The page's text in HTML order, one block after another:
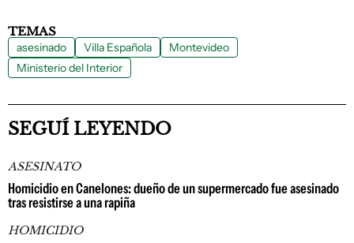
TEMAS
asesinado Villa Española
Montevideo
Ministerio del Interior
SEGUÍ LEYENDO
ASESINATO
Homicidio en Canelones: dueño de un supermercado fue asesinado
tras resistirse a una rapiña
HOMICIDIO